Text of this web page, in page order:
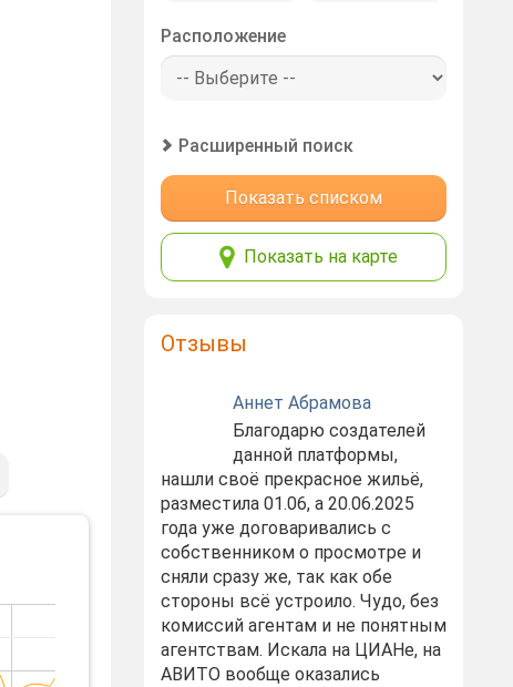
Расположение
Расширенный поиск
Показать списком
Показать на карте
Отзывы
Аннет Абрамова
Благодарю создателей
данной платформы,
нашли своё прекрасное жильё,
разместила 01.06, а 20.06.2025
года уже договаривались с
собственником о просмотре и
сняли сразу же, так как обе
стороны всё устроило. Чудо, без
комиссий агентам и не понятным
агентствам. Искала на ЦИАНе, на
АВИТО вообще оказались